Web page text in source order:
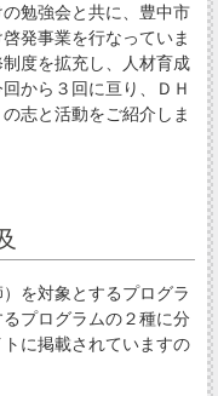
勉強会と共に、豊中市
発事業を行なっていま
度を拡充し、人材育成
から３回に亘り、ＤＨ
志と活動をご紹介しま
を対象とするプログラ
プログラムの２種に分
に掲載されていますの